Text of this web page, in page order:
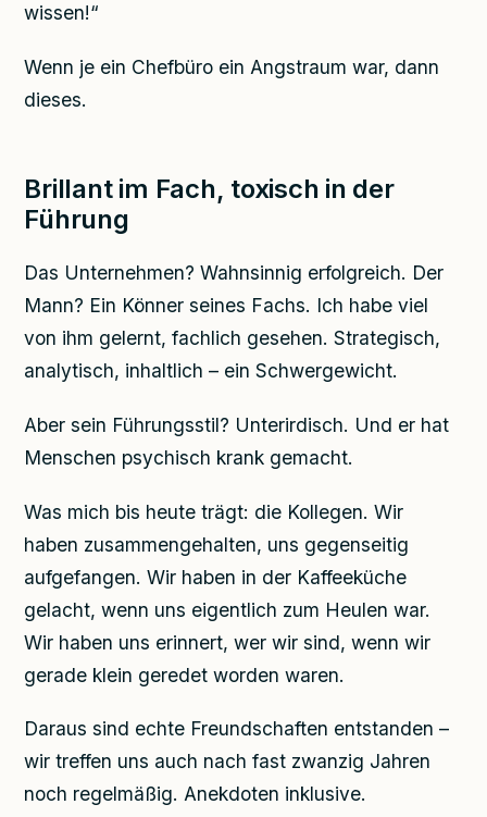
wissen!“
Wenn je ein Chefbüro ein Angstraum war, dann
dieses.
Brillant im Fach, toxisch in der
Führung
Das Unternehmen? Wahnsinnig erfolgreich. Der
Mann? Ein Könner seines Fachs. Ich habe viel
von ihm gelernt, fachlich gesehen. Strategisch,
analytisch, inhaltlich – ein Schwergewicht.
Aber sein Führungsstil? Unterirdisch. Und er hat
Menschen psychisch krank gemacht.
Was mich bis heute trägt: die Kollegen. Wir
haben zusammengehalten, uns gegenseitig
aufgefangen. Wir haben in der Kaffeeküche
gelacht, wenn uns eigentlich zum Heulen war.
Wir haben uns erinnert, wer wir sind, wenn wir
gerade klein geredet worden waren.
Daraus sind echte Freundschaften entstanden –
wir treffen uns auch nach fast zwanzig Jahren
noch regelmäßig. Anekdoten inklusive.